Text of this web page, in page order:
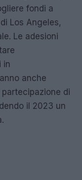
fondi a
Los Angeles,
Le adesioni
in
anche
di
il 2023 un